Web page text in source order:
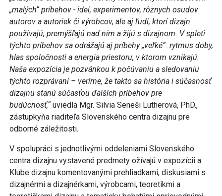
budúcnosť,“uviedla Mgr. Silvia Seneši Lutherová, PhD.,
zástupkyňa riaditeľa Slovenského centra dizajnu pre
odborné záležitosti.
V spolupráci s jednotlivými oddeleniami Slovenského
centra dizajnu vystavené predmety ožívajú v expozícii a
Klube dizajnu komentovanými prehliadkami, diskusiami s
dizajnérmi a dizajnérkami, výrobcami, teoretikmi a
teoretičkami dizajnu a tematicky bohatými sprievodnými
podujatiami pre široké publikum. Ďalšie informácie a
kontexty expozície dopĺňajú odborné časopisy a publikácie
Portál www.kamdomesta.sk nie je organizátorom uverejňovaných
podujatí a preto nezodpovedá za zmeny uskutočnené organizátormi.
Odporúčame preveriť si vopred termín a čas konania podujatia priamo u